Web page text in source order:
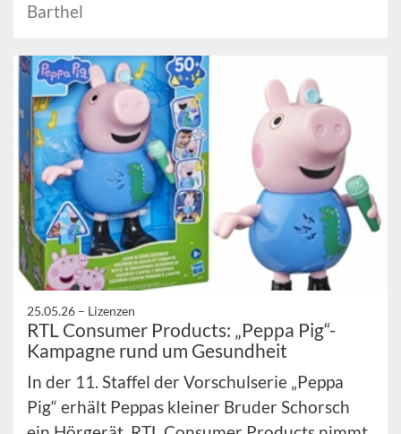
Barthel
25.05.26 – Lizenzen
RTL Consumer Products: „Peppa Pig“-
Kampagne rund um Gesundheit
In der 11. Staffel der Vorschulserie „Peppa
Pig“ erhält Peppas kleiner Bruder Schorsch